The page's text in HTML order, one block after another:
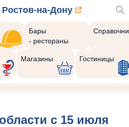
Ростов-на-Дону
Бары
- рестораны
Магазины Гостиницы
с 15 июля